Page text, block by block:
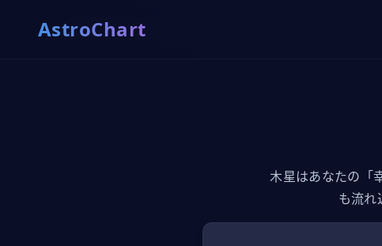
AstroChart
木星はあなたの「
も流れ